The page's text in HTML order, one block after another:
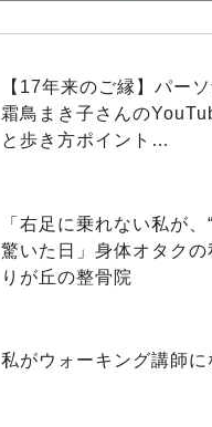
【17年来のご縁】パー
霜鳥まき子さんの
と歩き方ポイント…
「右足に乗れない私が、
驚いた日」身体オタク
りが丘の整骨院
私がウォーキング講師に